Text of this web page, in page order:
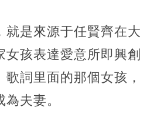
就是來源于任賢齊在大
女孩表達愛意所即興創
詞里面的那個女孩，
夫妻。